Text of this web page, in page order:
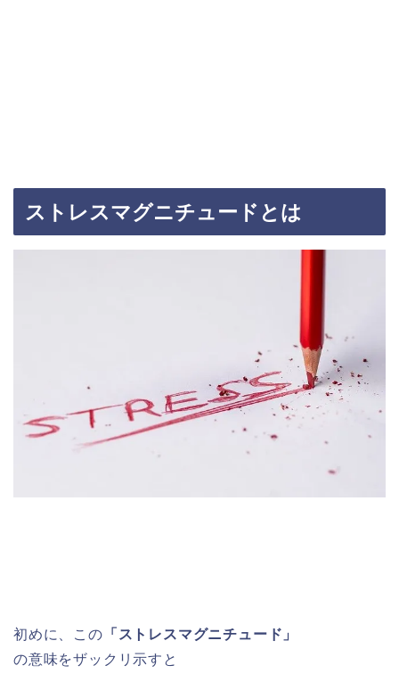
ストレスマグニチュードとは
初めに、この 「ストレスマグニチュード」
の意味をザックリ示すと